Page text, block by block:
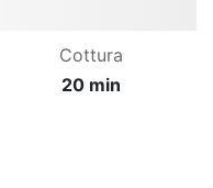
Cottura
20 min